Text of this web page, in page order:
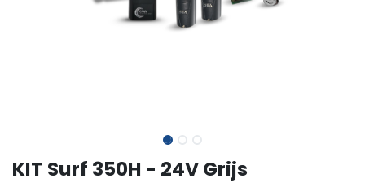
KIT Surf 350H - 24V Grijs